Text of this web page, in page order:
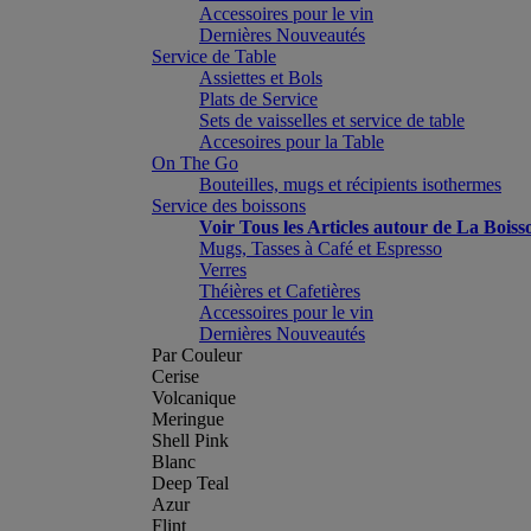
Accessoires pour le vin
Dernières Nouveautés
Service de Table
Assiettes et Bols
Plats de Service
Sets de vaisselles et service de table
Accesoires pour la Table
On The Go
Bouteilles, mugs et récipients isothermes
Service des boissons
Voir Tous les Articles autour de La
Mugs, Tasses à Café et Espresso
Verres
Théières et Cafetières
Accessoires pour le vin
Dernières Nouveautés
Par Couleur
Cerise
Volcanique
Meringue
Shell Pink
Blanc
Deep Teal
Azur
Flint